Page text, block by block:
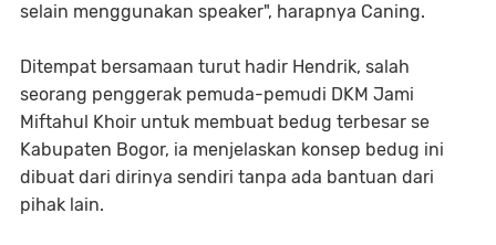
selain menggunakan speaker", harapnya Caning.
Ditempat bersamaan turut hadir Hendrik, salah
seorang penggerak pemuda-pemudi DKM Jami
Miftahul Khoir untuk membuat bedug terbesar se
Kabupaten Bogor, ia menjelaskan konsep bedug ini
dibuat dari dirinya sendiri tanpa ada bantuan dari
pihak lain.